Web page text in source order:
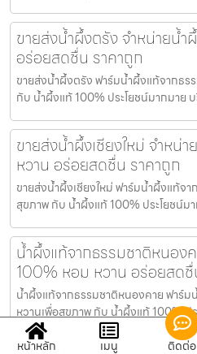
ขายส่งน้ำผึ้งตรัง จำหน่ายน้
อร่อยสดชื่น ราคาถูก
ขายส่งน้ำผึ้งตรัง ฟาร์มน้ำผึ้งแท้จากธร
กับ น้ำผึ้งแท้ 100% ประโยชน์มากมาย
ขายส่งน้ำผึ้งเชียงใหม่ จำหน่
หวาน อร่อยสดชื่น ราคาถูก
ขายส่งน้ำผึ้งเชียงใหม่ ฟาร์มน้ำผึ้งแท้จ
สุขภาพ กับ น้ำผึ้งแท้ 100% ประโยชน์ม
น้ำผึ้งแท้จากธรรมชาติหนอง
100% หอม หวาน อร่อยสด
น้ำผึ้งแท้จากธรรมชาติหนองคาย ฟาร์ม
หวานเพื่อสุขภาพ กับ น้ำผึ้งแท้ 100% ป
หน้าหลัก เมนู ติดต่อ